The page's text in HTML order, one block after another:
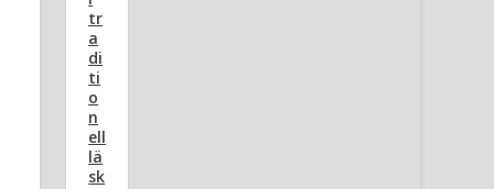
tr
a
di
ti
o
n
ell
lä
sk